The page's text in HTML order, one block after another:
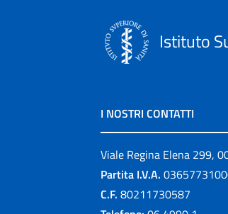
Istituto
I NOSTRI CONTATTI
Viale Regina Elena 299,
Partita I.V.A.
C.F. 80211730587